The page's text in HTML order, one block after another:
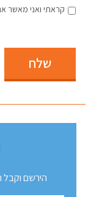
קראתי ואני מאשר
שלח
הירשם וקבל